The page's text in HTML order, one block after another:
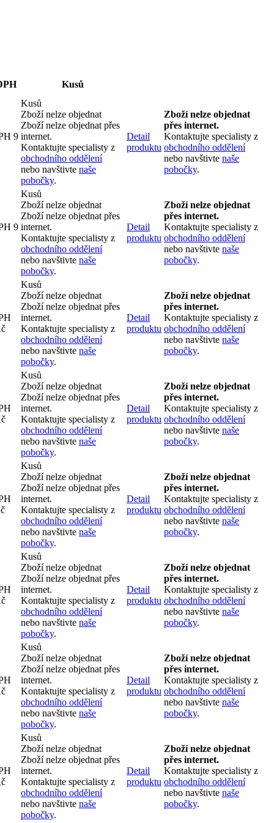
Kusů
9
Kusů
Zboží nelze objednat
Zboží nelze objednat přes
internet.
Kontaktujte specialisty z
obchodního oddělení
nebo navštivte naše
pobočky.
Detail
produktu
Zboží nelze objednat
přes internet.
Kontaktujte specialisty z
obchodního oddělení
nebo navštivte naše
pobočky.
9
Kusů
Zboží nelze objednat
Zboží nelze objednat přes
internet.
Kontaktujte specialisty z
obchodního oddělení
nebo navštivte naše
pobočky.
Detail
produktu
Zboží nelze objednat
přes internet.
Kontaktujte specialisty z
obchodního oddělení
nebo navštivte naše
pobočky.
Kusů
Zboží nelze objednat
Zboží nelze objednat přes
internet.
Kontaktujte specialisty z
obchodního oddělení
nebo navštivte naše
pobočky.
Detail
produktu
Zboží nelze objednat
přes internet.
Kontaktujte specialisty z
obchodního oddělení
nebo navštivte naše
pobočky.
Kusů
Zboží nelze objednat
Zboží nelze objednat přes
internet.
Kontaktujte specialisty z
obchodního oddělení
nebo navštivte naše
pobočky.
Detail
produktu
Zboží nelze objednat
přes internet.
Kontaktujte specialisty z
obchodního oddělení
nebo navštivte naše
pobočky.
Kusů
Zboží nelze objednat
Zboží nelze objednat přes
internet.
Kontaktujte specialisty z
obchodního oddělení
nebo navštivte naše
pobočky.
Detail
produktu
Zboží nelze objednat
přes internet.
Kontaktujte specialisty z
obchodního oddělení
nebo navštivte naše
pobočky.
Kusů
Zboží nelze objednat
Zboží nelze objednat přes
internet.
Kontaktujte specialisty z
obchodního oddělení
nebo navštivte naše
pobočky.
Detail
produktu
Zboží nelze objednat
přes internet.
Kontaktujte specialisty z
obchodního oddělení
nebo navštivte naše
pobočky.
Kusů
Zboží nelze objednat
Zboží nelze objednat přes
internet.
Kontaktujte specialisty z
obchodního oddělení
nebo navštivte naše
pobočky.
Detail
produktu
Zboží nelze objednat
přes internet.
Kontaktujte specialisty z
obchodního oddělení
nebo navštivte naše
pobočky.
Kusů
Zboží nelze objednat
Zboží nelze objednat přes
internet.
Kontaktujte specialisty z
obchodního oddělení
nebo navštivte naše
pobočky.
Detail
produktu
Zboží nelze objednat
přes internet.
Kontaktujte specialisty z
obchodního oddělení
nebo navštivte naše
pobočky.